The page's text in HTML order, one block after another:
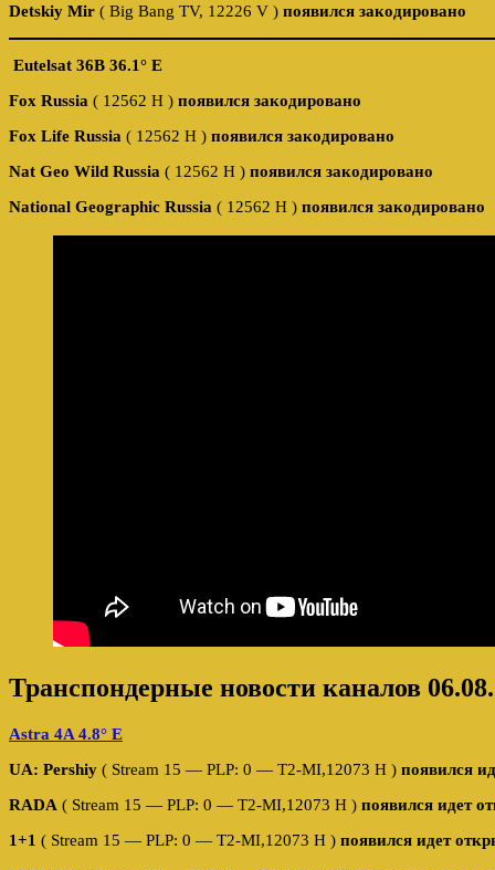
Detskiy Mir ( Big Bang TV, 12226 V ) появился закодировано
Eutelsat 36B 36.1° E
Fox Russia ( 12562 H ) появился закодировано
Fox Life Russia ( 12562 H ) появился закодировано
Nat Geo Wild Russia ( 12562 H ) появился закодировано
National Geographic Russia ( 12562 H ) появился закодировано
Транспондерные новости каналов
Astra 4A 4.8° E
UA: Pershiy ( Stream 15 — PLP: 0 — T2-MI,12073 H ) появился
RADA ( Stream 15 — PLP: 0 — T2-MI,12073 H ) появился идет
1+1 ( Stream 15 — PLP: 0 — T2-MI,12073 H ) появился идет